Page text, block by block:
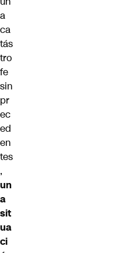
a
ca
tás
tro
fe
sin
pr
ec
ed
en
tes
,
un
a
sit
ua
ci